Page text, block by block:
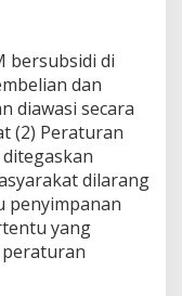
bersubsidi di
dan
diawasi secara
(2) Peraturan
dilarang
penyimpanan
yang